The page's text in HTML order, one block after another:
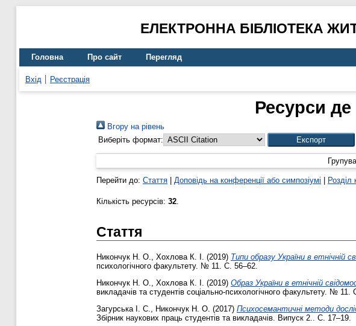
ЕЛЕКТРОННА БІБЛІОТЕКА
Головна Про сайт Перегляд
Вхід Реєстрація
Ресурси де
Вгору на рівень
Виберіть формат:
Перейти до: Стаття Доповідь на конференції або симпозіумі Розділ
Кількість ресурсів: 32.
Стаття
Никончук Н. О., Хохлова К. І. (2019) Типи образу України в етнічній
психологічного факультету. № 11. С. 56–62.
Никончук Н. О., Хохлова К. І. (2019) Образ України в етнічній
викладачів та студентів соціально-психологічного факультету. № 11.
Загурська І. С.
Никончук Н. О. (2017) Психосемантичні методи
Збірник наукових праць студентів та викладачів. Випуск 2.. С. 17–19.